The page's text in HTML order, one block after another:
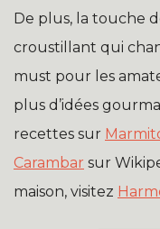
De plus, la touche
croustillant qui
must pour les
plus d’idées
recettes sur
Carambar sur
maison, visitez